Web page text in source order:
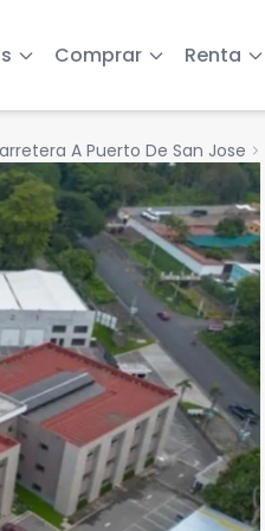
Comprar Renta
A Puerto De San Jose chevron_right